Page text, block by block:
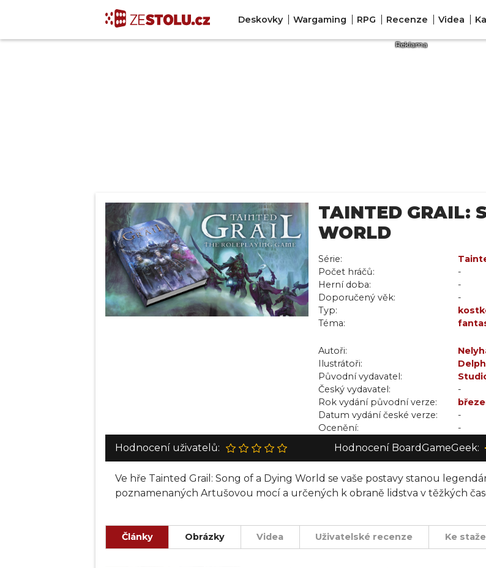
Deskovky Wargaming RPG Recenze Videa
TAINTED GRAIL:
WORLD
Série:
Počet hráčů:
-
Herní doba:
-
Doporučený věk:
-
Typ:
Téma:
Autoři:
Ilustrátoři:
Původní vydavatel:
Český vydavatel:
-
Rok vydání původní verze:
Datum vydání české verze:
-
Ocenění:
-
Hodnocení uživatelů: Hodnocení BoardGameGeek:
Ve hře Tainted Grail: Song of a Dying World se vaše postavy stanou
poznamenaných Artušovou mocí a určených k obraně lidstva v těžkých
Články Obrázky Videa Uživatelské recenze Ke